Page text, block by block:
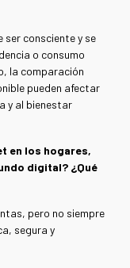
ser consciente y se
o consumo
la comparación
pueden afectar
y al bienestar
en los hogares,
digital? ¿Qué
pero no siempre
segura y